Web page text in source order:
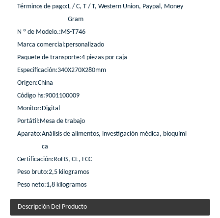
Términos de pago:L / C, T / T, Western Union, Paypal, Money
Gram
N º de Modelo.:MS-T746
Marca comercial:personalizado
Paquete de transporte:4 piezas por caja
Especificación:340X270X280mm
Origen:China
Código hs:9001100009
Monitor:Digital
Portátil:Mesa de trabajo
Aparato:Análisis de alimentos, investigación médica, bioquími
ca
Certificación:RoHS, CE, FCC
Peso bruto:2,5 kilogramos
Peso neto:1,8 kilogramos
Descripción Del Producto